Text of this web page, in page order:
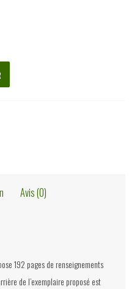
Avis (0)
192 pages de renseignements
de l’exemplaire proposé est